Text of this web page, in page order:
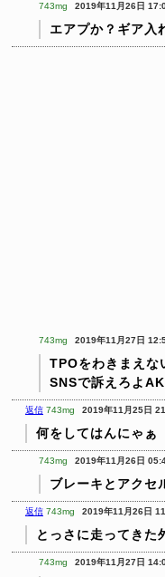
743mg 2019年11月26日
エアプか？ギア入
743mg 2019年11月27日
TPOをわきまえな
SNSで訴えろよ
返信 743mg 2019年11月25日
何をしてはんにゃぁ
743mg 2019年11月26日
ブレーキとアクセ
返信 743mg 2019年11月26日
とっさに走ってきた
743mg 2019年11月27日